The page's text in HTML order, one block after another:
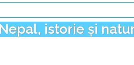
istorie și